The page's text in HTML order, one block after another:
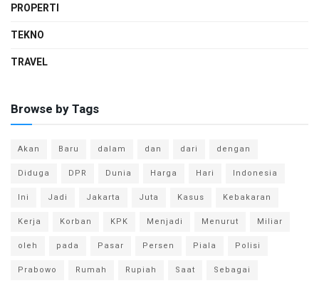
PROPERTI
TEKNO
TRAVEL
Browse by Tags
Akan Baru dalam dan dari
dengan
Diduga
DPR Dunia Harga Hari
Indonesia
Ini
Jadi Jakarta Juta Kasus
Kebakaran
Kerja
Korban KPK Menjadi Menurut
Miliar
oleh
pada Pasar Persen Piala
Polisi
Prabowo
Rumah Rupiah Saat
Sebagai